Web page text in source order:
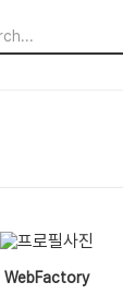
WebFactory